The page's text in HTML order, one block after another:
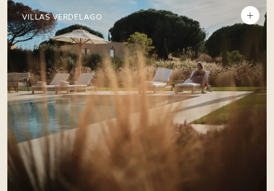
VILLAS VERDELAGO +